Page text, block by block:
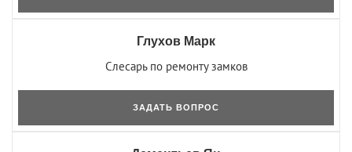
Глухов Марк
Слесарь по ремонту замков
ЗАДАТЬ ВОПРОС